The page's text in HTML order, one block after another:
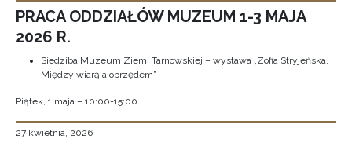
PRACA ODDZIAŁÓW MUZEUM 1-3 MAJA
2026 R.
Siedziba Muzeum Ziemi Tarnowskiej – wystawa „Zofia Stryjeńska.
Między wiarą a obrzędem”
Piątek, 1 maja – 10:00-15:00
27 kwietnia, 2026